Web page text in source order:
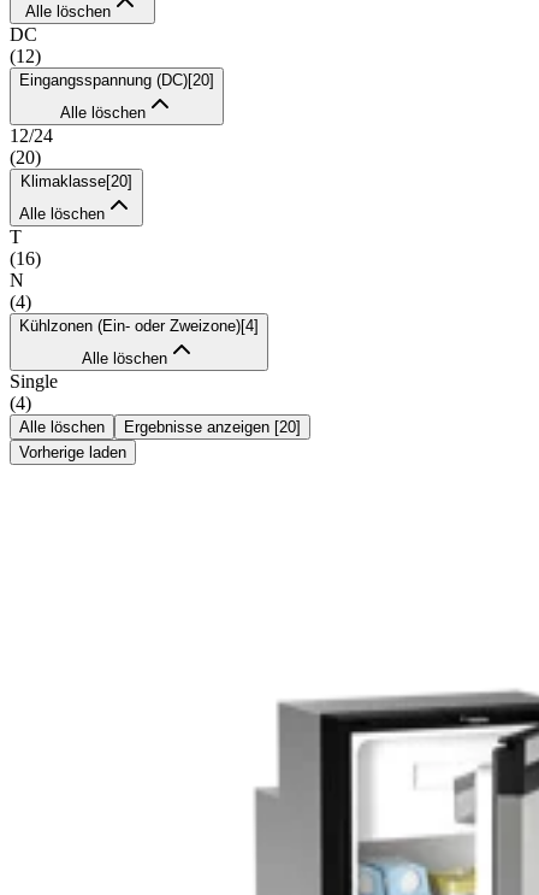
Alle löschen
DC
(12)
Eingangsspannung (DC)[20]
Alle löschen
12/24
(20)
Klimaklasse[20]
Alle löschen
T
(16)
N
(4)
Kühlzonen (Ein- oder Zweizone)[4]
Alle löschen
Single
(4)
Alle löschen Ergebnisse anzeigen [20]
Vorherige laden